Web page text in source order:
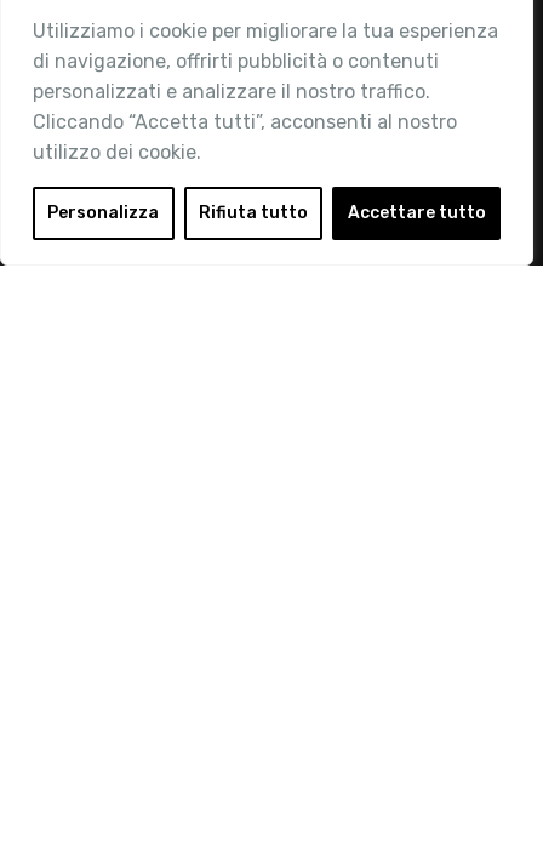
Utilizziamo i cookie per migliorare la tua esperienza
di navigazione, offrirti pubblicità o contenuti
personalizzati e analizzare il nostro traffico.
Cliccando “Accetta tutti”, acconsenti al nostro
utilizzo dei cookie.
Personalizza Rifiuta tutto Accettare tutto
Chi siamo
Attività
Contatti
Area Riservata
Login
Diventa Socio